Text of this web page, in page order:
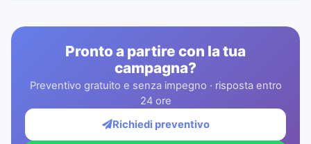
Pronto a partire con la tua
campagna?
Preventivo gratuito e senza impegno · risposta entro
24 ore
Richiedi preventivo